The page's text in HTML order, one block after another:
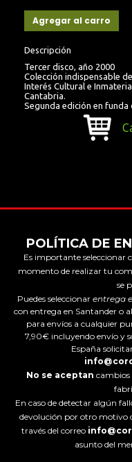
Agregar al carro
Descripción
Tercer disco, año 2000
Colección indispensable
Interés Cultural e
Cantabria.
Segunda edición en
POLÍTICA DE
Es importante seleccionar
momento de realizar tu
se
Puedes seleccionar entrega
con entrega en Santander o
para envíos a cualquier
7,90€ incluyendo envío y
España
No se aceptan cambios
En caso de detectar algún
devolución por otro motivo
través del correo
asunto del